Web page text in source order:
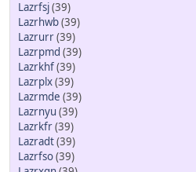
Lazrfsj(39)
Lazrhwb(39)
Lazrurr(39)
Lazrpmd (39)
Lazrkhf(39)
Lazrplx(39)
Lazrmde (39)
Lazrnyu (39)
Lazrkfr(39)
Lazradt(39)
Lazrfso(39)